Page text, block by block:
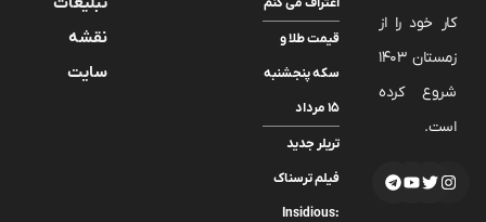
کار خود را از
زمستان 1403
شروع کرده
است.
اعتراف می کنم
قیمت طلا و
سکه پنجشنبه
۱۵ مرداد
تریلر جدید
فیلم ترسناک
Insidious:
نقشه
سایت